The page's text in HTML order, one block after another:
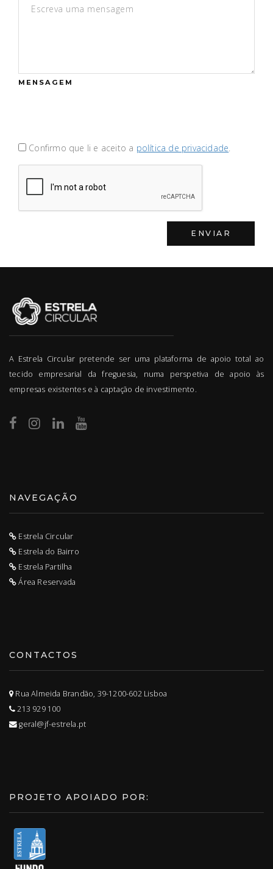
MENSAGEM
Confirmo que li e aceito a política de privacidade.
A Estrela Circular pretende ser uma plataforma de apoio total ao
tecido empresarial da freguesia, numa perspetiva de apoio às
empresas existentes e à captação de investimento.
NAVEGAÇÃO
Estrela Circular
Estrela do Bairro
Estrela Partilha
Área Reservada
CONTACTOS
Rua Almeida Brandão, 39-1200-602 Lisboa
213 929 100
geral@jf-estrela.pt
PROJETO APOIADO POR: